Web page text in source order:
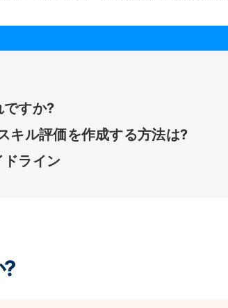
ですか?
ル評価を作成する方法は?
ライン